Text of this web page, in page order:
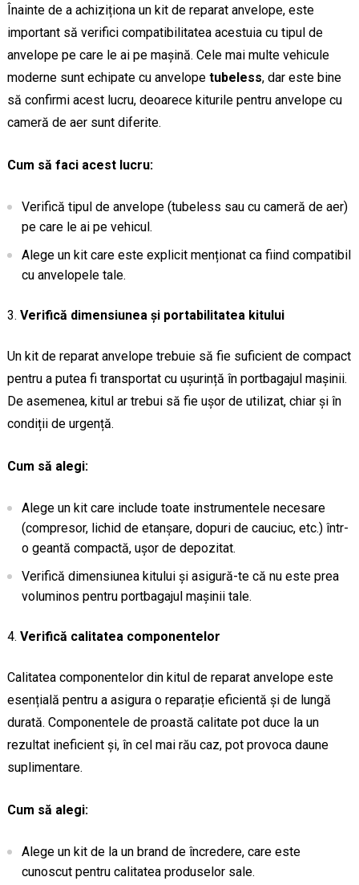
Înainte de a achiziționa un kit de reparat anvelope, este
important să verifici compatibilitatea acestuia cu tipul de
anvelope pe care le ai pe mașină. Cele mai multe vehicule
moderne sunt echipate cu anvelope tubeless, dar este bine
să confirmi acest lucru, deoarece kiturile pentru anvelope cu
cameră de aer sunt diferite.
Cum să faci acest lucru:
Verifică tipul de anvelope (tubeless sau cu cameră de aer)
pe care le ai pe vehicul.
Alege un kit care este explicit menționat ca fiind compatibil
cu anvelopele tale.
Verifică dimensiunea și portabilitatea kitului
Un kit de reparat anvelope trebuie să fie suficient de compact
pentru a putea fi transportat cu ușurință în portbagajul mașinii.
De asemenea, kitul ar trebui să fie ușor de utilizat, chiar și în
condiții de urgență.
Cum să alegi:
Alege un kit care include toate instrumentele necesare
(compresor, lichid de etanșare, dopuri de cauciuc, etc.) într-
o geantă compactă, ușor de depozitat.
Verifică dimensiunea kitului și asigură-te că nu este prea
voluminos pentru portbagajul mașinii tale.
Verifică calitatea componentelor
Calitatea componentelor din kitul de reparat anvelope este
esențială pentru a asigura o reparație eficientă și de lungă
durată. Componentele de proastă calitate pot duce la un
rezultat ineficient și, în cel mai rău caz, pot provoca daune
suplimentare.
Cum să alegi:
Alege un kit de la un brand de încredere, care este
cunoscut pentru calitatea produselor sale.